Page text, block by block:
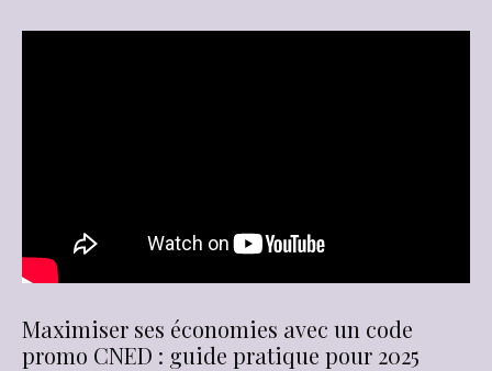
Maximiser ses économies avec un code
promo CNED : guide pratique pour 2025